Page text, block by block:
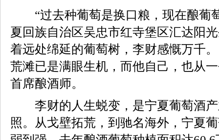
“过去种葡萄是换口粮，现在酿葡
夏回族自治区吴忠市红寺堡区汇达阳
着远处绵延的葡萄树，李财感慨万千
荒滩已是满眼生机，而他自己，也从
首席酿酒师。
李财的人生蜕变，是宁夏葡萄酒产
照。从戈壁拓荒，到驰名海外，宁夏